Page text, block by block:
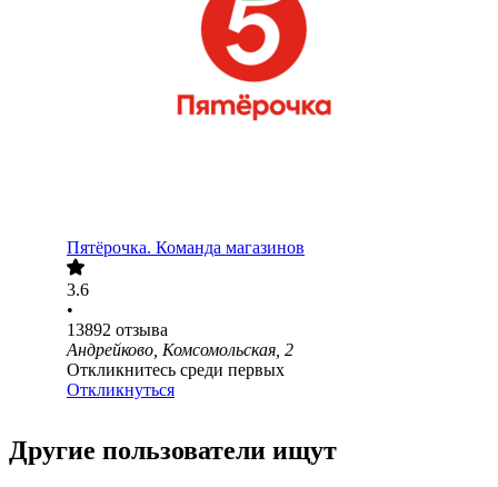
Пятёрочка. Команда магазинов
3.6
•
13892 отзыва
Андрейково, Комсомольская, 2
Откликнитесь среди первых
Откликнуться
Другие пользователи ищут